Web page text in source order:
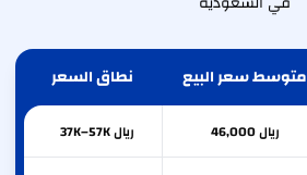
متوسط سعر البيع نطاق السعر
ريال 46,000 ريال 37K–57K